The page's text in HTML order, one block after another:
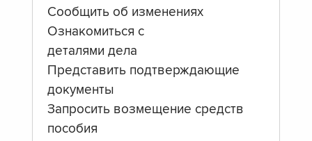
Сообщить об изменениях
Ознакомиться с
деталями дела
Представить подтверждающие
документы
Запросить возмещение средств
пособия